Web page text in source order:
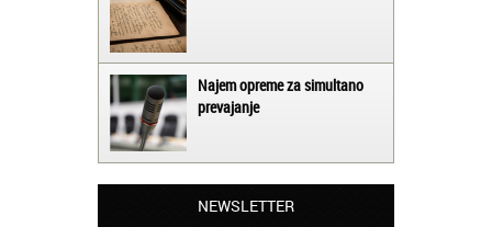
Najem opreme za simultano
prevajanje
NEWSLETTER
Matjaž iz Ajdovščine:
Lahko pohvalim vse zaposlene v Akademiji